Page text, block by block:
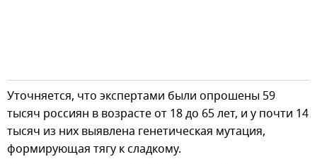
Уточняется, что экспертами были опрошены 59
тысяч россиян в возрасте от 18 до 65 лет, и у почти 14
тысяч из них выявлена генетическая мутация,
формирующая тягу к сладкому.